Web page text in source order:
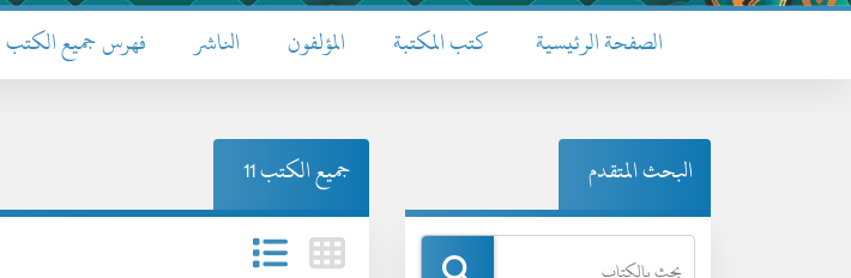
الصفحة الرئيسية كتب المكتبة المؤلفون الناشر فهرس جميع الكتب
جميع الكتب 11 البحث المتقدم